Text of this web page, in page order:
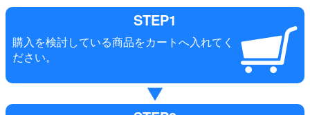
STEP1
購入を検討している商品をカートへ入れてく
ださい。